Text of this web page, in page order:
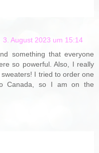
3. August 2023 um 15:14
something that everyone
so powerful. Also, I really
I tried to order one
Canada, so I am on the